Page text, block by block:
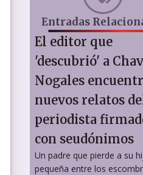
Entradas
El editor que
'descubrió' a
Nogales
nuevos relatos
periodista
con seudónimos
Un padre que pierde a su
pequeña entre los